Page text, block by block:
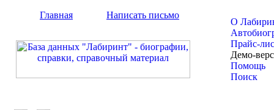
Главная Написать письмо
О
Прайс-
Демо-
Помощь
Поиск